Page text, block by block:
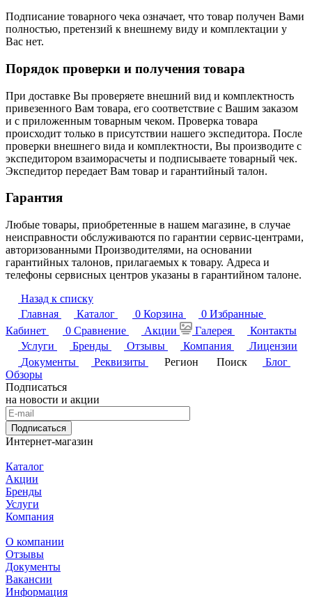
Подписание товарного чека означает, что товар получен Вами
полностью, претензий к внешнему виду и комплектации у
Вас нет.
Порядок проверки и получения товара
При доставке Вы проверяете внешний вид и комплектность
привезенного Вам товара, его соответствие с Вашим заказом
и с приложенным товарным чеком. Проверка товара
происходит только в присутствии нашего экспедитора. После
проверки внешнего вида и комплектности, Вы производите с
экспедитором взаиморасчеты и подписываете товарный чек.
Экспедитор передает Вам товар и гарантийный талон.
Гарантия
Любые товары, приобретенные в нашем магазине, в случае
неисправности обслуживаются по гарантии сервис-центрами,
авторизованными Производителями, на основании
гарантийных талонов, прилагаемых к товару. Адреса и
телефоны сервисных центров указаны в гарантийном талоне.
Назад к списку
Главная
Каталог 0 Корзина 0 Избранные
Кабинет
0 Сравнение Акции Галерея
Контакты
Услуги
Бренды Отзывы Компания
Лицензии
Документы
Реквизиты Регион Поиск
Блог
Обзоры
Подписаться
на новости и акции
Подписаться
Интернет-магазин
Каталог
Акции
Бренды
Услуги
Компания
О компании
Отзывы
Документы
Вакансии
Информация